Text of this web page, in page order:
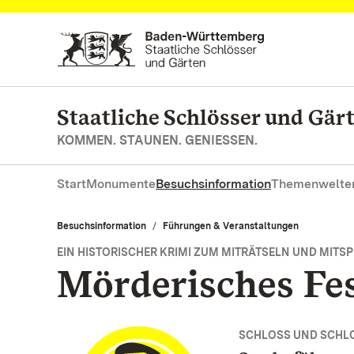
Zum Hauptinhalt springen
Staatliche Schlösser und
KOMMEN. STAUNEN. GENIESSEN.
StartMonumenteBesuchsinformation
Besuchsinformation Führungen & Veranstaltungen
EIN HISTORISCHER KRIMI ZUM MITRÄTSELN UND
Mörderisches
SCHLOSS UND